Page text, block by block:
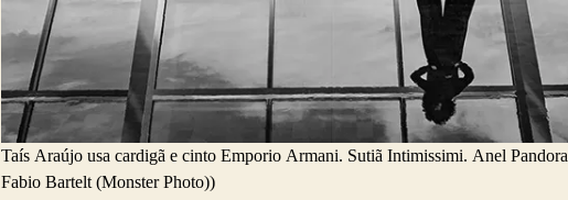
Taís Araújo usa cardigã e cinto Emporio Armani. Sutiã Intimissimi. Anel
Fabio Bartelt (Monster Photo))